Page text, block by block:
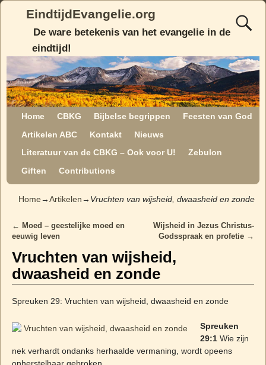
EindtijdEvangelie.org
De ware betekenis van het evangelie in de
eindtijd!
Home CBKG Bijbelse begrippen
Feesten van God
Artikelen ABC
Kontakt
Nieuws
Literatuur van de CBKG – Ook voor U!
Zebulon
Giften
Contributions
Home→Artikelen→ Vruchten van wijsheid, dwaasheid en zonde
Post navigation
← Moed – geestelijke moed en
eeuwig leven
Wijsheid in Jezus Christus-
Godsspraak en profetie →
Vruchten van wijsheid,
dwaasheid en zonde
Spreuken 29: Vruchten van wijsheid, dwaasheid en zonde
Spreuken
29:1 Wie zijn
nek verhardt ondanks herhaalde vermaning, wordt opeens